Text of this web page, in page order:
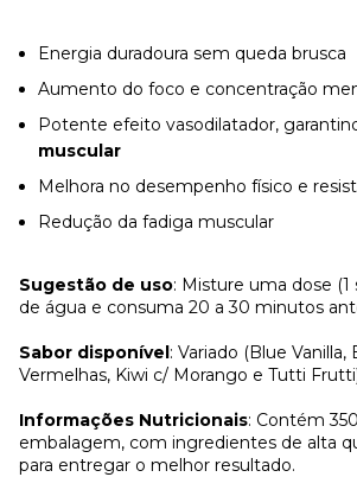
Energia duradoura sem queda brusca
Aumento do foco e concentração
Potente efeito vasodilatador,
muscular
Melhora no desempenho físico e
Redução da fadiga muscular
Sugestão de uso: Misture uma dose
de água e consuma 20 a 30 minutos
Sabor disponível: Variado (Blue
Vermelhas, Kiwi c/ Morango e Tutti
Informações Nutricionais: Contém
embalagem, com ingredientes de alta
para entregar o melhor resultado.